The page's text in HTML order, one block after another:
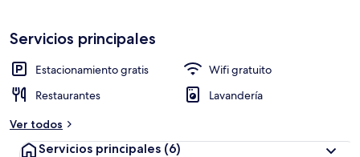
Servicios principales
Estacionamiento gratis
Wifi gratuito
Restaurantes
Lavandería
Ver todos
Servicios principales (6)